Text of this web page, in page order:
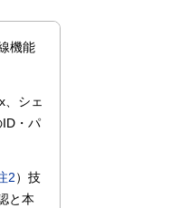
機能
シェ
・パ
2）技
と本